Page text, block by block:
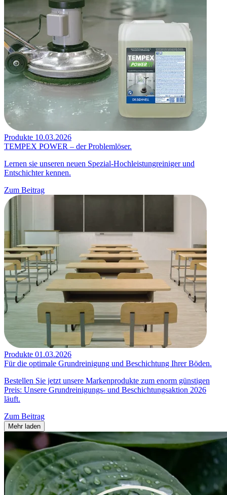
Produkte 10.03.2026
TEMPEX POWER – der Problemlöser.
Lernen sie unseren neuen Spezial-Hochleistungreiniger und
Entschichter kennen.
Zum Beitrag
Produkte 01.03.2026
Für die optimale Grundreinigung und Beschichtung Ihrer Böden.
Bestellen Sie jetzt unsere Markenprodukte zum enorm günstigen
Preis: Unsere Grundreinigungs- und Beschichtungsaktion 2026
läuft.
Zum Beitrag
Mehr laden